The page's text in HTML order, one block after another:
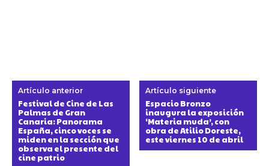
Artículo anterior
Festival de Cine de Las
Palmas de Gran
Canaria: Panorama
España, cinco voces se
miden en la sección que
observa el presente del
cine patrio
Artículo siguiente
Espacio Bronzo
inaugura la exposición
‘Materia muda’, con
obra de Atilio Doreste,
este viernes 10 de abril